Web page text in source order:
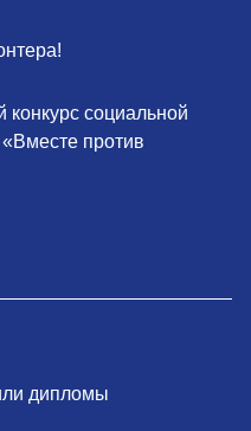
социальной
против
дипломы